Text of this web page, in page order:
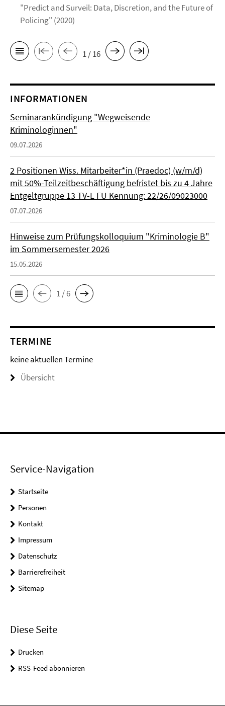
"Predict and Surveil: Data, Discretion, and the Future of
Policing" (2020)
1 / 16
INFORMATIONEN
Seminarankündigung "Wegweisende
Kriminologinnen"
09.07.2026
2 Positionen Wiss. Mitarbeiter*in (Praedoc) (w/m/d)
mit 50%-Teilzeitbeschäftigung befristet bis zu 4 Jahre
Entgeltgruppe 13 TV-L FU Kennung: 22/26/09023000
07.07.2026
Hinweise zum Prüfungskolloquium "Kriminologie B"
im Sommersemester 2026
15.05.2026
1 / 6
TERMINE
keine aktuellen Termine
Übersicht
Service-Navigation
Startseite
Personen
Kontakt
Impressum
Datenschutz
Barrierefreiheit
Sitemap
Diese Seite
Drucken
RSS-Feed abonnieren